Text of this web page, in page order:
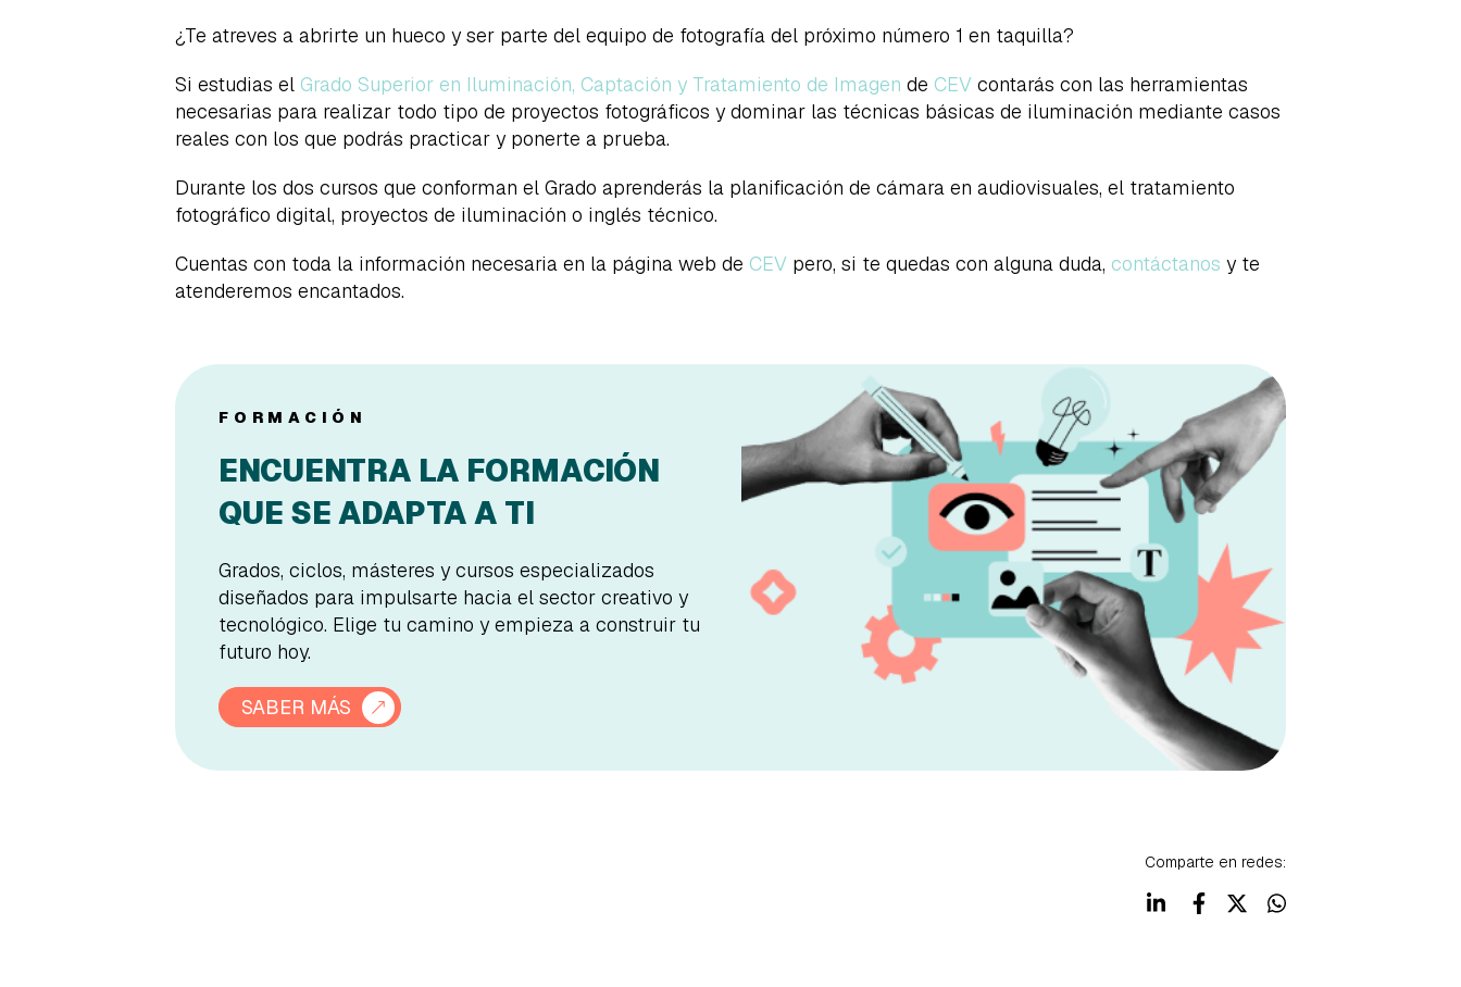
¿Te atreves a abrirte un hueco y ser parte del equipo de fotografía del próximo número 1 en taquilla?
Si estudias el Grado Superior en Iluminación, Captación y Tratamiento de Imagen de CEV contarás con las herramientas
necesarias para realizar todo tipo de proyectos fotográficos y dominar las técnicas básicas de iluminación mediante casos
reales con los que podrás practicar y ponerte a prueba.
Durante los dos cursos que conforman el Grado aprenderás la planificación de cámara en audiovisuales, el tratamiento
fotográfico digital, proyectos de iluminación o inglés técnico.
Cuentas con toda la información necesaria en la página web de CEV pero, si te quedas con alguna duda, contáctanos y te
atenderemos encantados.
FORMACIÓN
ENCUENTRA LA FORMACIÓN
QUE SE ADAPTA A TI
Grados, ciclos, másteres y cursos especializados
diseñados para impulsarte hacia el sector creativo y
tecnológico. Elige tu camino y empieza a construir tu
futuro hoy.
SABER MÁS
Comparte en redes: